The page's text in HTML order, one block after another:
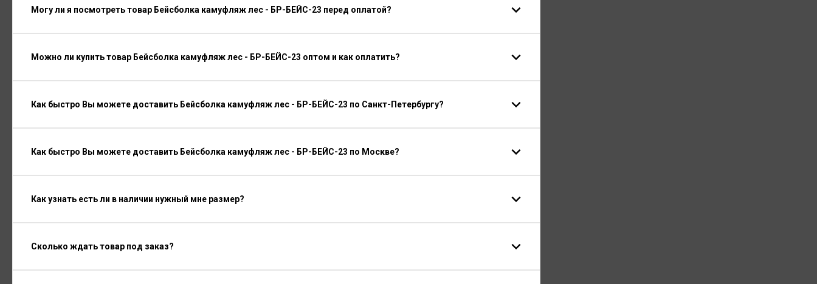
Могу ли я посмотреть товар Бейсболка камуфляж лес - БР-БЕЙС-23 перед оплатой?
Можно ли купить товар Бейсболка камуфляж лес - БР-БЕЙС-23 оптом и как оплатить?
Как быстро Вы можете доставить Бейсболка камуфляж лес - БР-БЕЙС-23 по Санкт-Петербургу?
Как быстро Вы можете доставить Бейсболка камуфляж лес - БР-БЕЙС-23 по Москве?
Как узнать есть ли в наличии нужный мне размер?
Сколько ждать товар под заказ?